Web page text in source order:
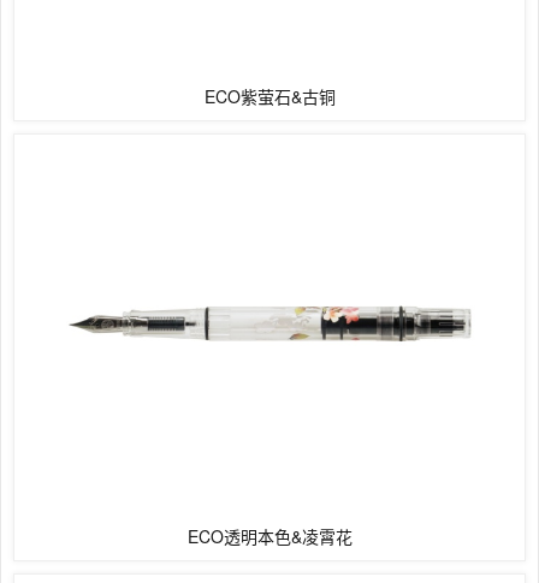
ECO紫萤石&古铜
ECO透明本色&凌霄花